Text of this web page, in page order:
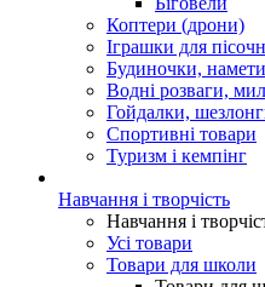
Коптери (дрони)
Іграшки для
Будиночки,
Водні розваги,
Гойдалки,
Спортивні товари
Туризм і кемпінг
Навчання і творчість
Навчання і
Усі товари
Товари для школи